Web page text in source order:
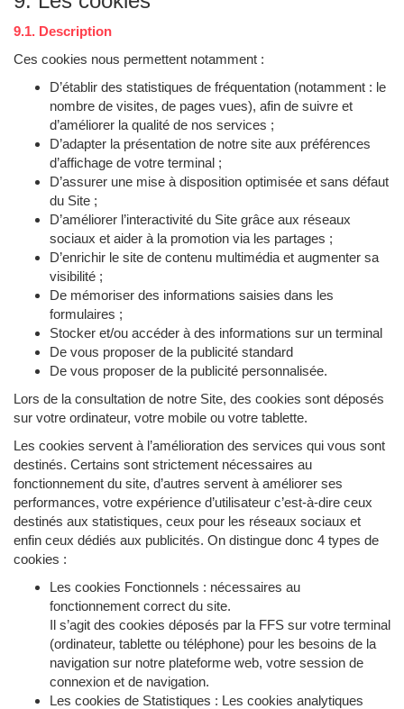
9.1. Description
Ces cookies nous permettent notamment :
D’établir des statistiques de fréquentation (notamment : le
nombre de visites, de pages vues), afin de suivre et
d’améliorer la qualité de nos services ;
D’adapter la présentation de notre site aux préférences
d’affichage de votre terminal ;
D’assurer une mise à disposition optimisée et sans défaut
du Site ;
D’améliorer l’interactivité du Site grâce aux réseaux
sociaux et aider à la promotion via les partages ;
D’enrichir le site de contenu multimédia et augmenter sa
visibilité ;
De mémoriser des informations saisies dans les
formulaires ;
Stocker et/ou accéder à des informations sur un terminal
De vous proposer de la publicité standard
De vous proposer de la publicité personnalisée.
Lors de la consultation de notre Site, des cookies sont déposés
sur votre ordinateur, votre mobile ou votre tablette.
Les cookies servent à l’amélioration des services qui vous sont
destinés. Certains sont strictement nécessaires au
fonctionnement du site, d’autres servent à améliorer ses
performances, votre expérience d’utilisateur c’est-à-dire ceux
destinés aux statistiques, ceux pour les réseaux sociaux et
enfin ceux dédiés aux publicités. On distingue donc 4 types de
cookies :
Les cookies Fonctionnels : nécessaires au
fonctionnement correct du site.
Il s’agit des cookies déposés par la FFS sur votre terminal
(ordinateur, tablette ou téléphone) pour les besoins de la
navigation sur notre plateforme web, votre session de
connexion et de navigation.
Les cookies de Statistiques : Les cookies analytiques